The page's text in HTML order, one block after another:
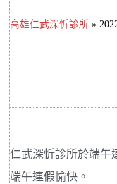
高雄仁武深忻診所 »
仁武深忻診所於端午
端午連假愉快。